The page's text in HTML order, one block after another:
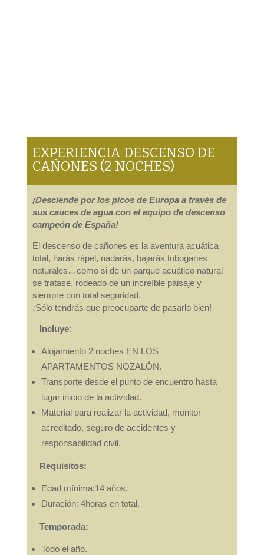
EXPERIENCIA DESCENSO DE
CAÑONES (2 NOCHES)
¡Desciende por los picos de Europa a través de
sus cauces de agua con el equipo de descenso
campeón de España!
El descenso de cañones es la aventura acuática
total, harás rápel, nadarás, bajarás toboganes
naturales…como si de un parque acuático natural
se tratase, rodeado de un increíble paisaje y
siempre con total seguridad.
¡Sólo tendrás que preocuparte de pasarlo bien!
Incluye:
Alojamiento 2 noches EN LOS
APARTAMENTOS NOZALÓN.
Transporte desde el punto de encuentro hasta
lugar inicio de la actividad.
Material para realizar la actividad, monitor
acreditado, seguro de accidentes y
responsabilidad civil.
Requisitos:
Edad mínima:14 años.
Duración: 4horas en total.
Temporada:
Todo el año.